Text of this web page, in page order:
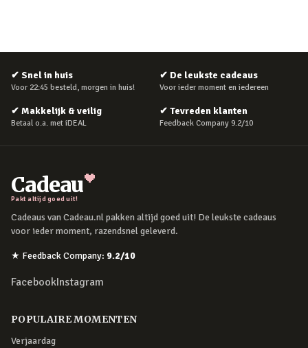
✔ Snel in huis
Voor 22:45 besteld, morgen in huis!
✔ De leukste cadeaus
Voor ieder moment en iedereen
✔ Makkelijk & veilig
Betaal o.a. met iDEAL
✔ Tevreden klanten
Feedback Company 9.2/10
Cadeau
Pakt altijd goed uit!
Cadeaus van Cadeau.nl pakken altijd goed uit! De leukste cadeaus
voor ieder moment, razendsnel geleverd.
★ Feedback Company: 9.2/10
FacebookInstagram
POPULAIRE MOMENTEN
Verjaardag